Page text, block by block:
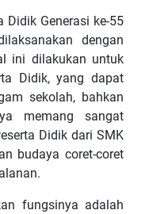
Didik Generasi ke-55
dengan
ini dilakukan untuk
Didik, yang dapat
sekolah, bahkan
memang sangat
Didik dari SMK
budaya coret-coret
fungsinya adalah